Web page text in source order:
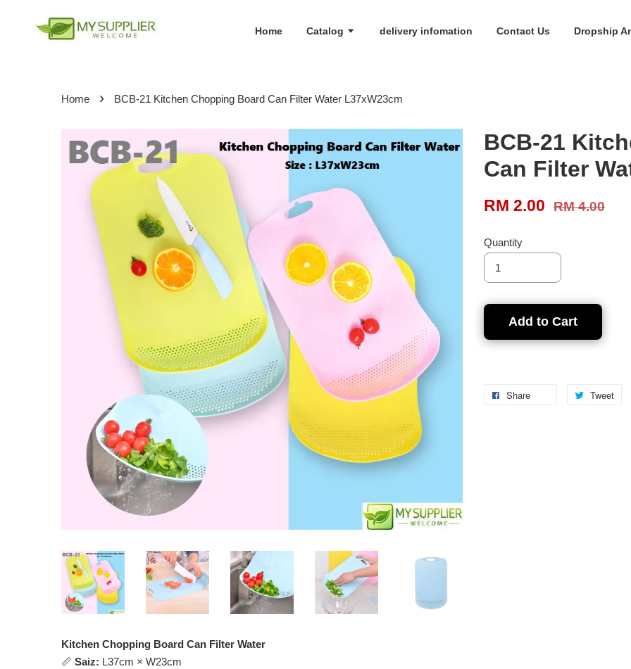
Home Catalog delivery infomation Contact Us Dropship
Home › BCB-21 Kitchen Chopping Board Can Filter Water L37xW23cm
BCB-21
Can Filter
RM 2.00 RM 4.00
Quantity
Add to Cart
Share Tweet
Kitchen Chopping Board Can Filter Water
📏 Saiz: L37cm × W23cm